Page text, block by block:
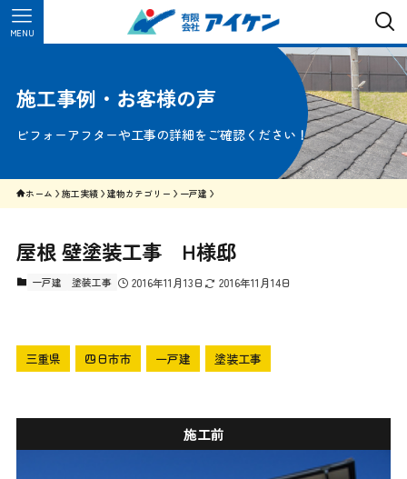
MENU
施工事例・お客様の声
ビフォーアフターや工事の詳細をご確認ください！
ホーム 施工実績 建物カテゴリー 一戸建
屋根 壁塗装工事 H様邸
一戸建 塗装工事 2016年11月13日 2016年11月14日
三重県 四日市市 一戸建 塗装工事
施工前